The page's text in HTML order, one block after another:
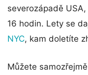
severozápadě
16 hodin. Lety se
NYC, kam doletíte
Můžete